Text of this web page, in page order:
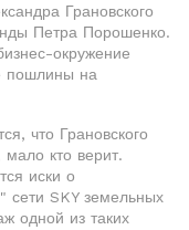
Грановского
Петра Порошенко.
окружение
пошлины на
что Грановского
кто верит.
иски о
сети SKY земельных
одной из таких